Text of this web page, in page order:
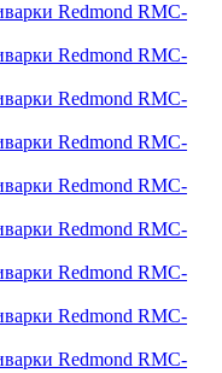
Redmond RMC-
Redmond RMC-
Redmond RMC-
Redmond RMC-
Redmond RMC-
Redmond RMC-
Redmond RMC-
Redmond RMC-
Redmond RMC-